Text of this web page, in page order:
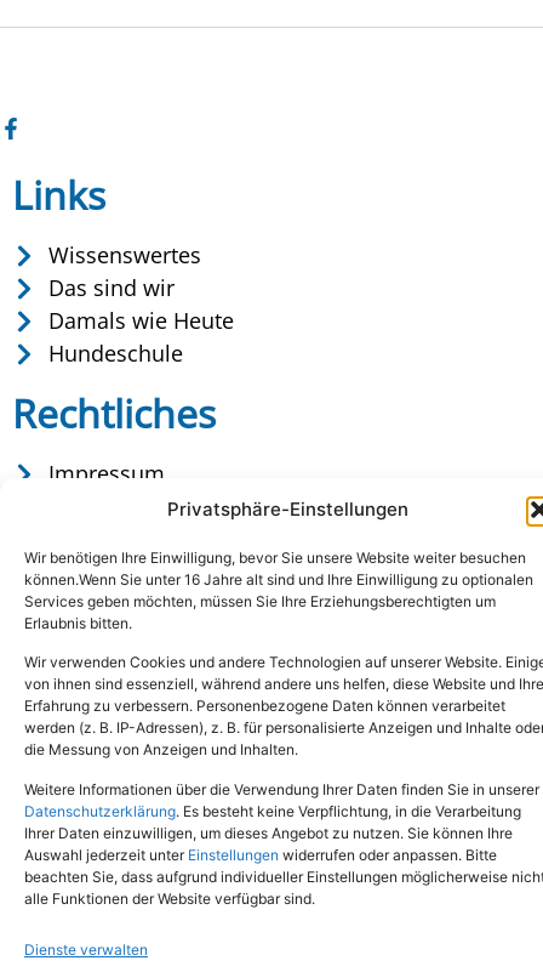
Privatsphäre-Einstellungen
Wir benötigen Ihre Einwilligung, bevor Sie unsere Website weiter besuchen
können.Wenn Sie unter 16 Jahre alt sind und Ihre Einwilligung zu optionalen
Services geben möchten, müssen Sie Ihre Erziehungsberechtigten um
Erlaubnis bitten.
Wir verwenden Cookies und andere Technologien auf unserer Website.
von ihnen sind essenziell, während andere uns helfen, diese Website und Ihre
Erfahrung zu verbessern. Personenbezogene Daten können verarbeitet
werden (z. B. IP-Adressen), z. B. für personalisierte Anzeigen und Inhalte
die Messung von Anzeigen und Inhalten.
Weitere Informationen über die Verwendung Ihrer Daten finden Sie in unserer
Datenschutzerklärung. Es besteht keine Verpflichtung, in die Verarbeitung
Ihrer Daten einzuwilligen, um dieses Angebot zu nutzen. Sie können Ihre
Auswahl jederzeit unter Einstellungen widerrufen oder anpassen. Bitte
beachten Sie, dass aufgrund individueller Einstellungen möglicherweise
alle Funktionen der Website verfügbar sind.
Dienste verwalten
Links
Wissenswertes
Das sind wir
Damals wie Heute
Hundeschule
Rechtliches
Impressum
Datenschutz
Copyright © 2024. Alle Rechte vorbehalten.
Tel.: (02651) - 77438info@tierheim-mayen.de
In der Pluns 1, 56727 Mayen